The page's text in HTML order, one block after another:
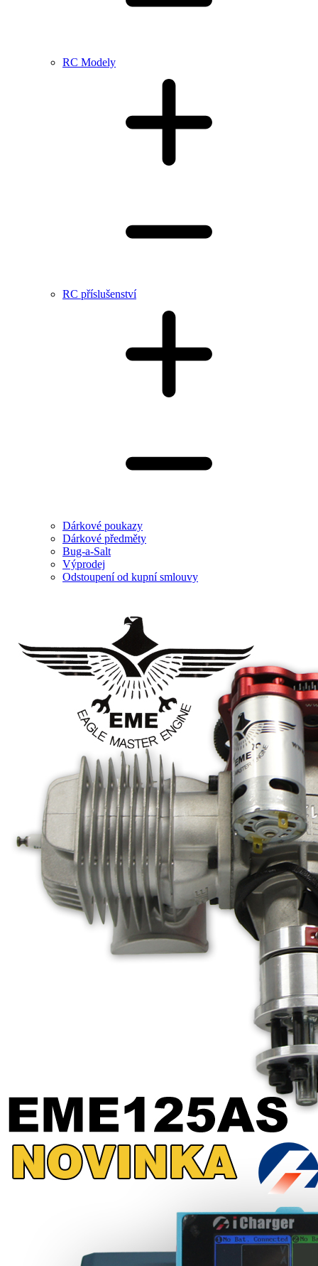
RC Modely
RC příslušenství
Dárkové poukazy
Dárkové předměty
Bug-a-Salt
Výprodej
Odstoupení od kupní smlouvy